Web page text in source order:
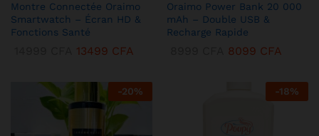
Montre Connectée Oraimo
Smartwatch – Écran HD &
Fonctions Santé
13499 CFA
Oraimo Power Bank 20 000
mAh – Double USB &
Recharge Rapide
8099 CFA
-20% -18%